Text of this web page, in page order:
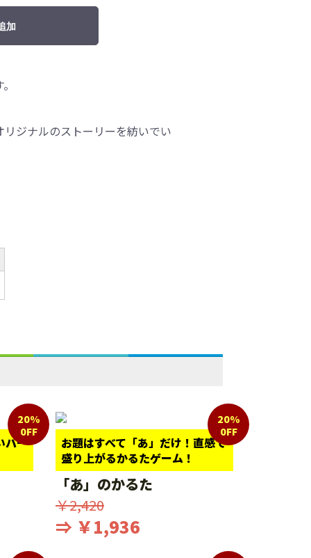
加
ジナルのストーリーを紡いでい
パー
20%
0FF
お題はすべて「あ」だけ！直感で
盛り上がるかるたゲーム！
20%
0FF
「あ」のかるた
￥2,420
⇒ ￥1,936